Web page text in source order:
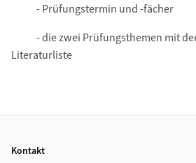
- Prüfungstermin und -fächer
- die zwei Prüfungsthemen mit
Literaturliste
Kontakt